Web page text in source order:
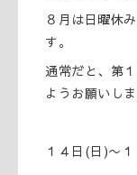
８月は日曜休
す。
通常だと、第
ようお願いしま
１４日(日)〜